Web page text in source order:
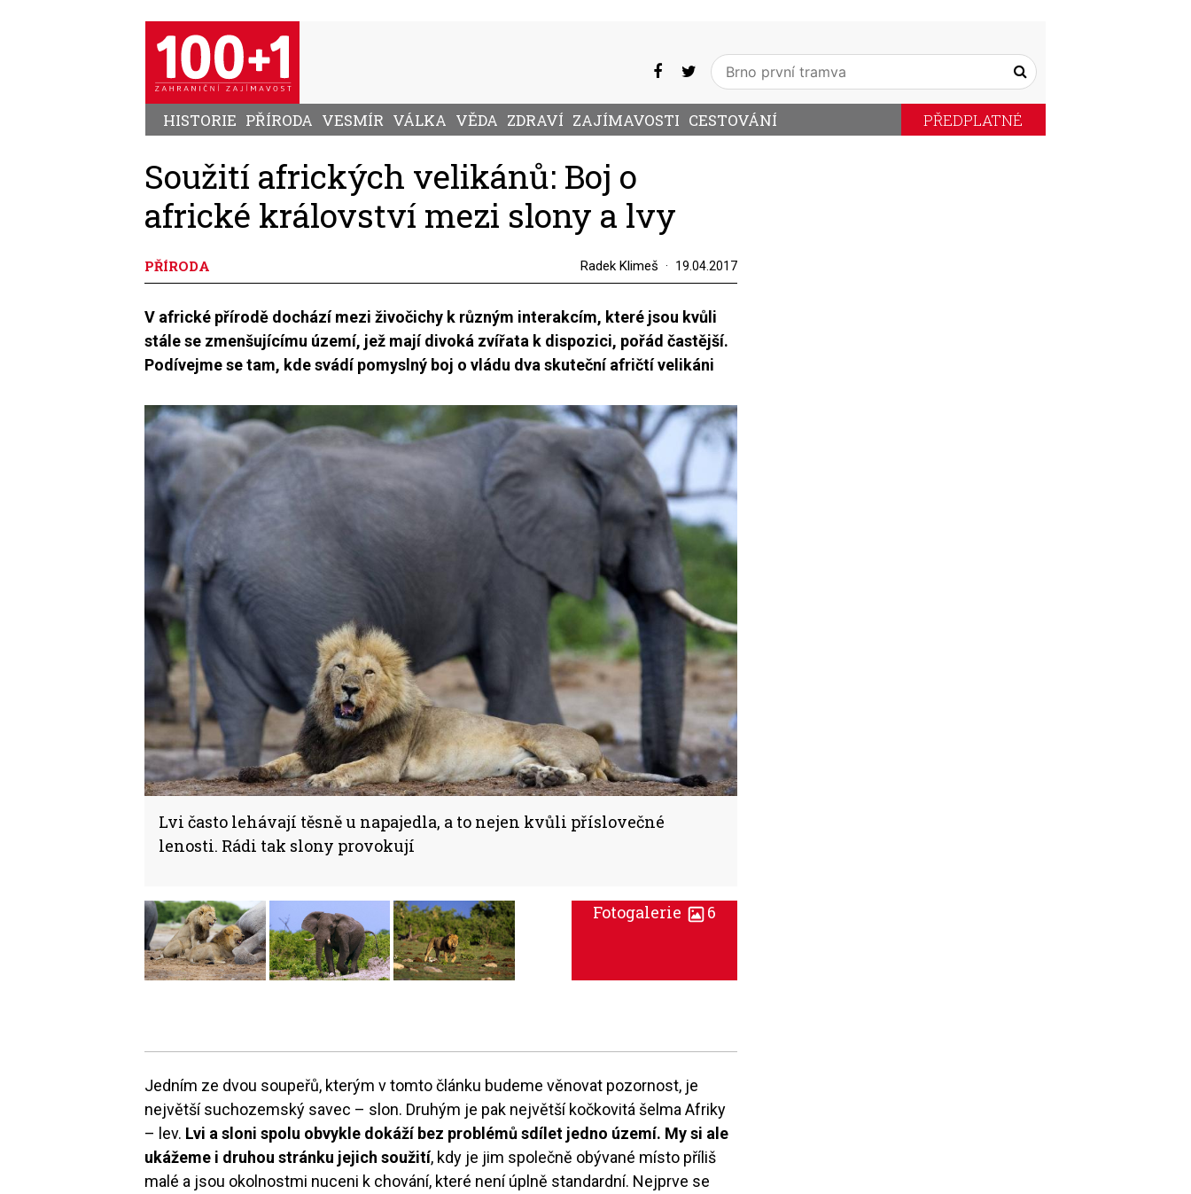
HISTORIE PŘÍRODA VESMÍR VÁLKA VĚDA ZDRAVÍ ZAJÍMAVOSTI CESTOVÁNÍ PŘEDPLATNÉ
Soužití afrických velikánů: Boj o
africké království mezi slony a lvy
PŘÍRODA Radek Klimeš 19.04.2017
V africké přírodě dochází mezi živočichy k různým interakcím, které jsou kvůli
stále se zmenšujícímu území, jež mají divoká zvířata k dispozici, pořád častější.
Podívejme se tam, kde svádí pomyslný boj o vládu dva skuteční afričtí velikáni
Lvi často lehávají těsně u napajedla, a to nejen kvůli příslovečné
lenosti. Rádi tak slony provokují
Fotogalerie 6
Jedním ze dvou soupeřů, kterým v tomto článku budeme věnovat pozornost, je
největší suchozemský savec – slon. Druhým je pak největší kočkovitá šelma Afriky
– lev. Lvi a sloni spolu obvykle dokáží bez problémů sdílet jedno území. My si ale
ukážeme i druhou stránku jejich soužití, kdy je jim společně obývané místo příliš
malé a jsou okolnostmi nuceni k chování, které není úplně standardní. Nejprve se